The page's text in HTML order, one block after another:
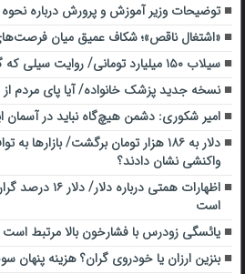
توضیحات وزیر آموزش و پرورش درباره
«اشتغال ناقص»؛ شکاف عمیق میان
سیلاب ۱۵۰ میلیارد تومانی/ روایت سیلی که گلوگاه را غافلگیر کرد
نسخه جدید پزشک خانواده/ آیا پای مردم
امیر شکوری: دشمن هیچ‌گاه نباید در آسمان
دلار به ۱۸۶ هزار تومان برگشت/ بازارها
واکنشی نشان دادند؟
اظهارات همتی
است
یائسگی زودرس با فشارخون بالا مرتبط است
بنزین ارزان یا خودروی گران؟ هزینه